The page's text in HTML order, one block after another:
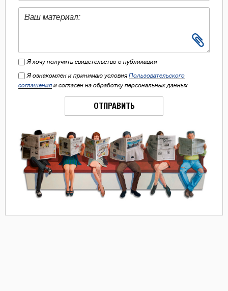
Я хочу получить свидетельство о публикации
Я ознакомлен и принимаю условия Пользовательского
соглашения и согласен на обработку персональных данных
ОТПРАВИТЬ